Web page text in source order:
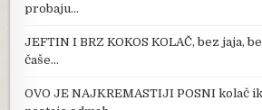
probaju…
JEFTIN I BRZ KOKOS KOLAČ, bez jaja,
čaše…
OVO JE NAJKREMASTIJI POSNI kolač